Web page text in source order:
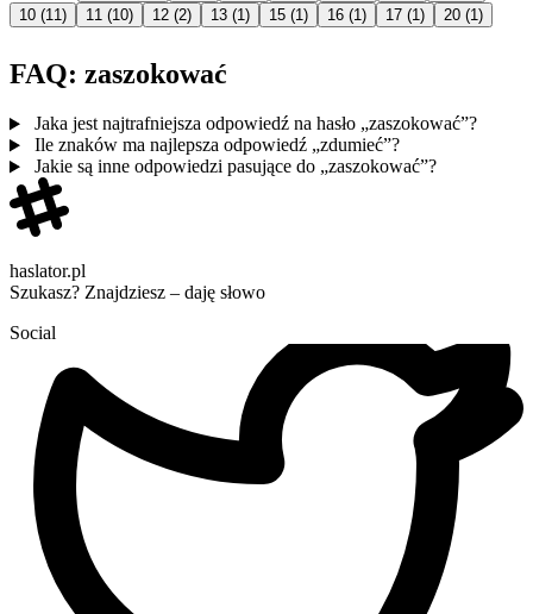
10 (11) 11 (10) 12 (2) 13 (1) 15 (1) 16 (1) 17 (1) 20 (1)
FAQ: zaszokować
Jaka jest najtrafniejsza odpowiedź na hasło „zaszokować”?
Ile znaków ma najlepsza odpowiedź „zdumieć”?
Jakie są inne odpowiedzi pasujące do „zaszokować”?
haslator.pl
Szukasz? Znajdziesz – daję słowo
Social